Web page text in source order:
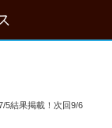
5結果掲載！次回9/6